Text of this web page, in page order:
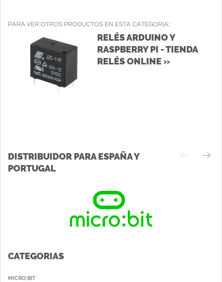
PARA VER OTROS PRODUCTOS EN ESTA CATEGORIA:
RELÉS ARDUINO Y
RASPBERRY PI - TIENDA
RELÉS ONLINE »
DISTRIBUIDOR PARA ESPAÑA Y
PORTUGAL
CATEGORIAS
MICRO:BIT